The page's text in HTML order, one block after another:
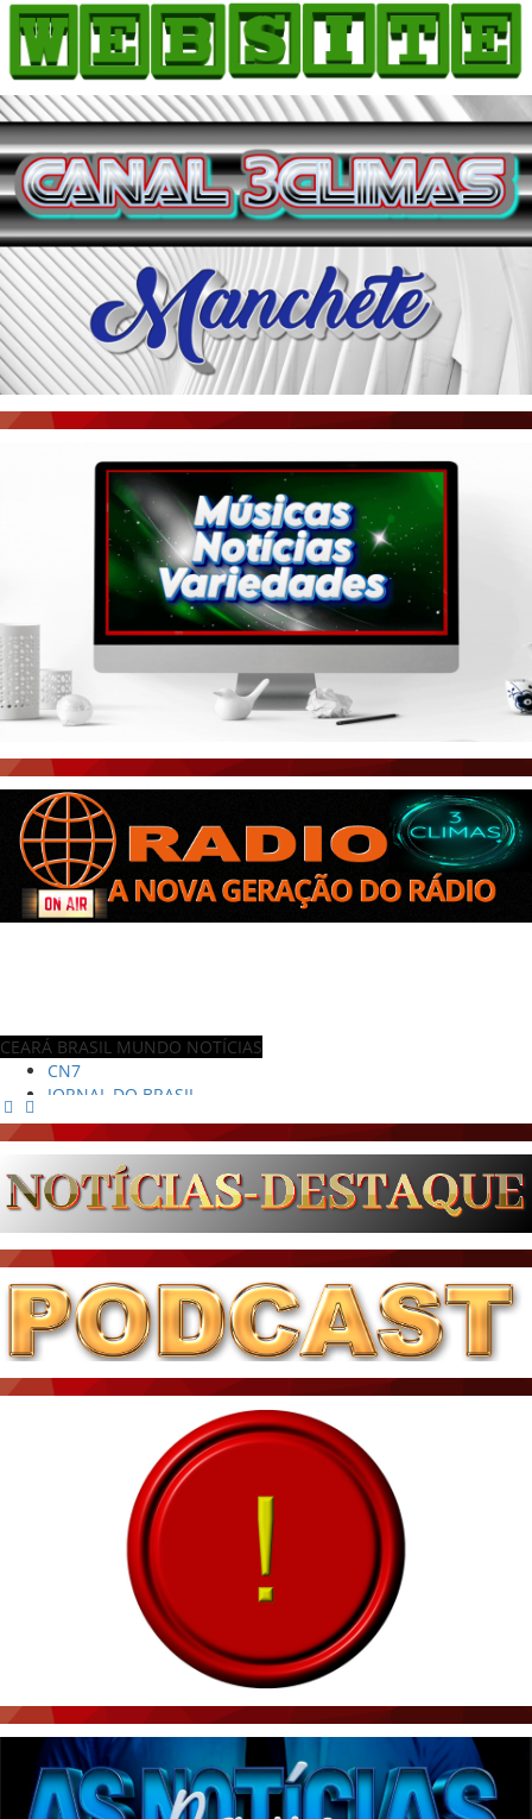
CEARÁ BRASIL MUNDO NOTÍCIAS
JORNAL DO BRASIL
CNN BRASIL
CBN GLOBO
RÁDIO AGÊNCIA
NOTÍCIAS AO MINUTO
ACONTECEU...VIROU MANCHETE!
BLOGS & COLUNAS
DIÁRIO DO NORDESTE - ÚLTIMA HORA
PODCAST - PONTO DE VISTA
BRASIL DE FATO - ÚLTIMAS NOTÍCIAS
NOTÍCIAS DESTAQUE DO DIA
BRASIL NOTÍCIAS
ÚLTIMAS NOTÍCIAS
NOTÍCIAS TAMBÉM NA TELA
BRASIL MUNDO AO VIVO
O MUNDO É NOTÍCIA